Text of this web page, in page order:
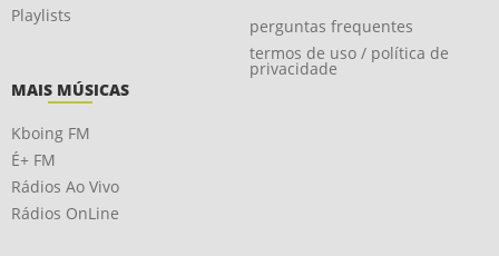
Playlists
perguntas frequentes
termos de uso / política de
privacidade
MAIS MÚSICAS
Kboing FM
É+ FM
Rádios Ao Vivo
Rádios OnLine